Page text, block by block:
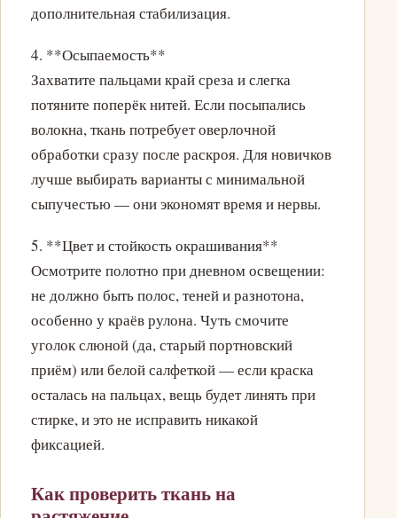
дополнительная стабилизация.
4. **Осыпаемость**
Захватите пальцами край среза и слегка
потяните поперёк нитей. Если посыпались
волокна, ткань потребует оверлочной
обработки сразу после раскроя. Для новичков
лучше выбирать варианты с минимальной
сыпучестью — они экономят время и нервы.
5. **Цвет и стойкость окрашивания**
Осмотрите полотно при дневном освещении:
не должно быть полос, теней и разнотона,
особенно у краёв рулона. Чуть смочите
уголок слюной (да, старый портновский
приём) или белой салфеткой — если краска
осталась на пальцах, вещь будет линять при
стирке, и это не исправить никакой
фиксацией.
Как проверить ткань на